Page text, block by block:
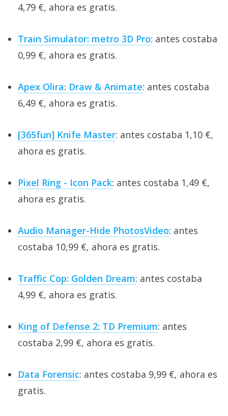
4,79 €, ahora es gratis.
Train Simulator: metro 3D Pro: antes costaba
0,99 €, ahora es gratis.
Apex Olira: Draw & Animate: antes costaba
6,49 €, ahora es gratis.
[365fun] Knife Master: antes costaba 1,10 €,
ahora es gratis.
Pixel Ring - Icon Pack: antes costaba 1,49 €,
ahora es gratis.
Audio Manager-Hide PhotosVideo: antes
costaba 10,99 €, ahora es gratis.
Traffic Cop: Golden Dream: antes costaba
4,99 €, ahora es gratis.
King of Defense 2: TD Premium: antes
costaba 2,99 €, ahora es gratis.
Data Forensic: antes costaba 9,99 €, ahora es
gratis.